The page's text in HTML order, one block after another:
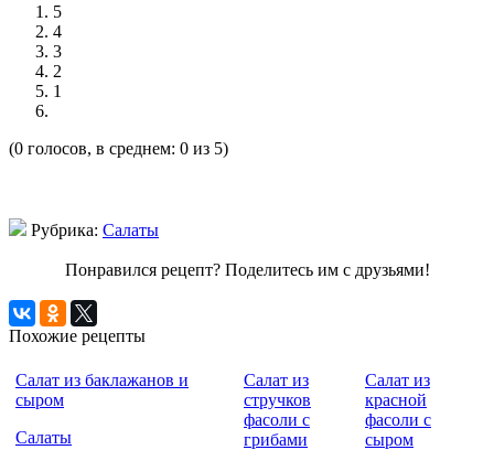
5
4
3
2
1
(0 голосов, в среднем: 0 из 5)
Рубрика: Салаты
Понравился рецепт? Поделитесь им с друзьями!
Похожие рецепты
Салат из баклажанов и
сыром
Салаты
Салат из
стручков
фасоли с
грибами
Салат из
красной
фасоли c
сыром